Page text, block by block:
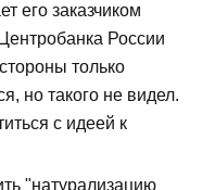
его заказчиком
России
только
но такого не видел.
с идеей к
"натурализацию